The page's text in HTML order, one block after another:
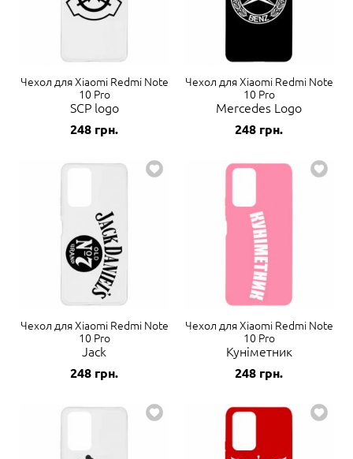
Чехол для Xiaomi Redmi Note
10 Pro
SCP logo
248 грн.
Чехол для Xiaomi Redmi Note
10 Pro
Mercedes Logo
248 грн.
Чехол для Xiaomi Redmi Note
10 Pro
Jack
248 грн.
Чехол для Xiaomi Redmi Note
10 Pro
Куніметник
248 грн.